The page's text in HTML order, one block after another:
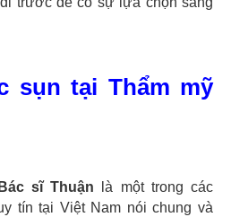
sụn tại Thẩm mỹ
sĩ Thuận là một trong các
tín tại Việt Nam nói chung và